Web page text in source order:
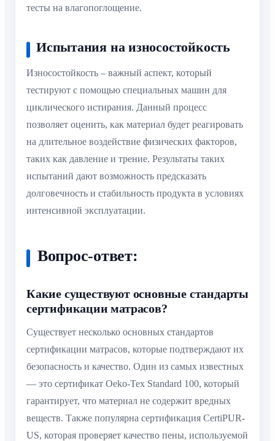
тесты на влагопоглощение.
Испытания на износостойкость
Износостойкость – важный аспект, который
тестируют с помощью специальных машин для
циклического истирания. Данный процесс
позволяет оценить, как материал будет реагировать
на длительное воздействие физических факторов,
таких как давление и трение. Результаты таких
испытаний дают возможность предсказать
долговечность и стабильность продукта в условиях
интенсивной эксплуатации.
Вопрос-ответ:
Какие существуют основные стандарты
сертификации матрасов?
Существует несколько основных стандартов
сертификации матрасов, которые подтверждают их
безопасность и качество. Один из самых известных
— это сертификат Oeko-Tex Standard 100, который
гарантирует, что материал не содержит вредных
веществ. Также популярна сертификация CertiPUR-
US, которая проверяет качество пены, используемой